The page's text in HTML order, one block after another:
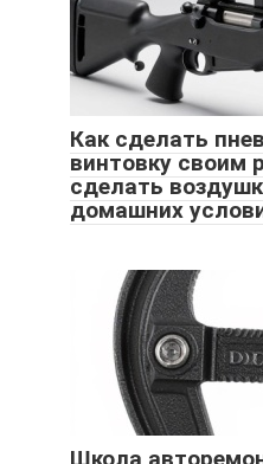
Как сделать
винтовку своим
сделать
домашних
Школа